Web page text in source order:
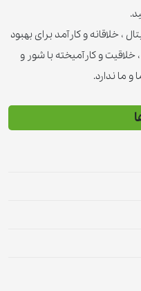
، خلاقانه و کارآمد برای بهبود
و کارآمیخته با شور و
ما ندارد.